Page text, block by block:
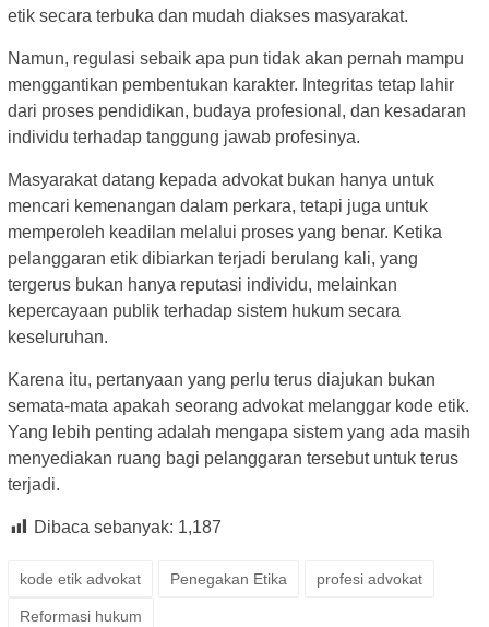
etik secara terbuka dan mudah diakses masyarakat.
Namun, regulasi sebaik apa pun tidak akan pernah mampu
menggantikan pembentukan karakter. Integritas tetap lahir
dari proses pendidikan, budaya profesional, dan kesadaran
individu terhadap tanggung jawab profesinya.
Masyarakat datang kepada advokat bukan hanya untuk
mencari kemenangan dalam perkara, tetapi juga untuk
memperoleh keadilan melalui proses yang benar. Ketika
pelanggaran etik dibiarkan terjadi berulang kali, yang
tergerus bukan hanya reputasi individu, melainkan
kepercayaan publik terhadap sistem hukum secara
keseluruhan.
Karena itu, pertanyaan yang perlu terus diajukan bukan
semata-mata apakah seorang advokat melanggar kode etik.
Yang lebih penting adalah mengapa sistem yang ada masih
menyediakan ruang bagi pelanggaran tersebut untuk terus
terjadi.
Dibaca sebanyak: 1,187
kode etik advokat Penegakan Etika profesi advokat
Reformasi hukum